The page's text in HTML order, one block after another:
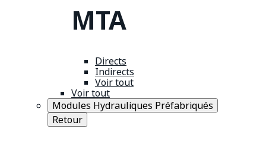
MTA
Directs
Indirects
Voir tout
Voir tout
Modules Hydrauliques Préfabriqués
Retour